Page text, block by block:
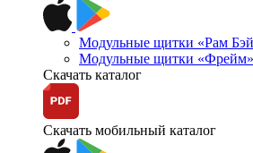
Модульные щитки «Рам
Модульные щитки
Скачать каталог
Скачать мобильный каталог